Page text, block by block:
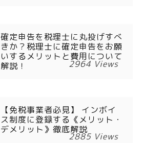
確定申告を税理士に丸投げすべ
きか？税理士に確定申告をお願
いするメリットと費用について
解説！
2964 Views
【免税事業者必見】 インボイ
ス制度に登録する《メリット・
デメリット》徹底解説
2885 Views